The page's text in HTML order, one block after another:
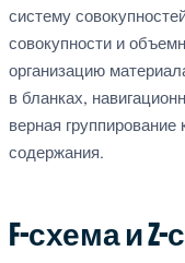
систему
совокупности и
организацию
в бланках,
верная
содержания.
F-схема и